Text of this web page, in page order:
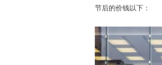
节后的价钱以下：